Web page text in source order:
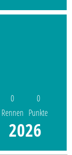
0
Rennen
0
Punkte
2026